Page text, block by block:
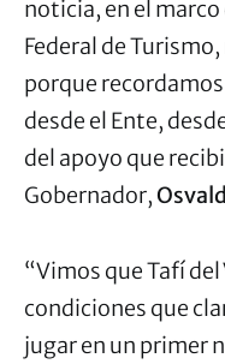
noticia, en el marco
Federal de
porque
desde el Ente,
del apoyo que
Gobernador,
“Vimos que Tafí
condiciones que
jugar en un primer